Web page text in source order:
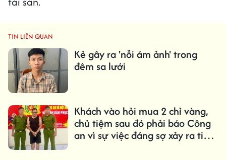
TIN LIÊN QUAN
Kẻ gây ra 'nỗi ám ảnh' trong
đêm sa lưới
Khách vào hỏi mua 2 chỉ vàng,
chủ tiệm sau đó phải báo Công
an vì sự việc đáng sợ xảy ra tiếp